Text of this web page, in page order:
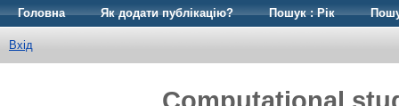
Головна Як додати публікацію? Пошук : Рік
Вхід